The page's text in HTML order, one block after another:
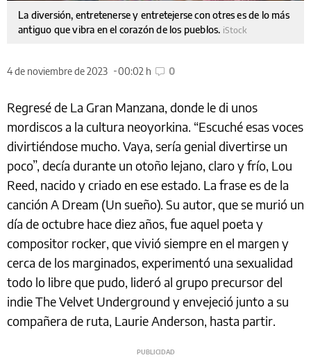
La diversión, entretenerse y entretejerse con otres es de lo más
antiguo que vibra en el corazón de los pueblos. iStock
4 de noviembre de 2023 00:02 h 0
Regresé de La Gran Manzana, donde le di unos
mordiscos a la cultura neoyorkina. “Escuché esas voces
divirtiéndose mucho. Vaya, sería genial divertirse un
poco”, decía durante un otoño lejano, claro y frío, Lou
Reed, nacido y criado en ese estado. La frase es de la
canción A Dream (Un sueño). Su autor, que se murió un
día de octubre hace diez años, fue aquel poeta y
compositor rocker, que vivió siempre en el margen y
cerca de los marginados, experimentó una sexualidad
todo lo libre que pudo, lideró al grupo precursor del
indie The Velvet Underground y envejeció junto a su
compañera de ruta, Laurie Anderson, hasta partir.